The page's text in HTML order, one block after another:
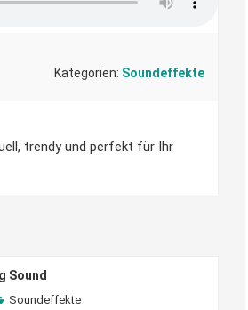
Kategorien: Soundeffekte
trendy und perfekt für Ihr
Sound
Soundeffekte